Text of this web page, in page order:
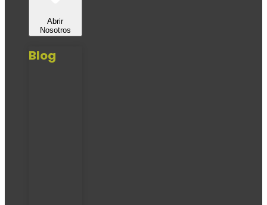
Abrir
Nosotros
Blog